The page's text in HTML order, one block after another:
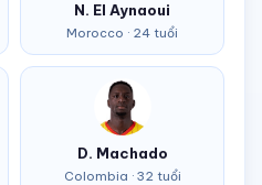
N. El Aynaoui
Morocco · 24 tuổi
D. Machado
Colombia · 32 tuổi